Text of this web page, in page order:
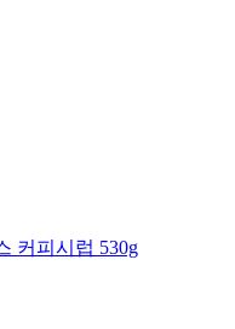
커피시럽 530g